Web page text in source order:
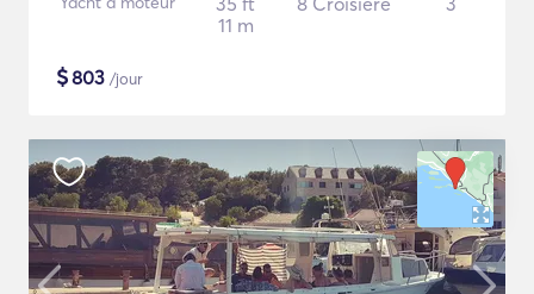
11 m
$803 /jour